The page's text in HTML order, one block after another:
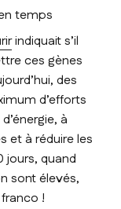
temps
indiquait s’il
ces gènes
des
d’efforts
à
et à réduire les
jours, quand
sont élevés,
!